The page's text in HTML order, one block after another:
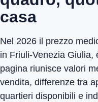
casa
Nel 2026 il prezzo
in Friuli-Venezia Giulia,
pagina riunisce valori
vendita, differenze tra
quartieri disponibili e